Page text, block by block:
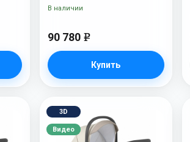
90 780 e
Купить
В наличии
3D
Видео